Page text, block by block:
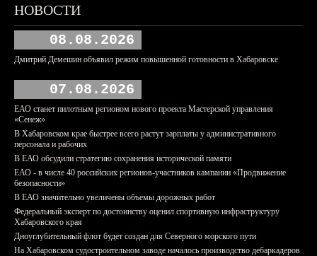
НОВОСТИ
08.08.2026
Дмитрий Демешин объявил режим повышенной готовности в Хабаровске
07.08.2026
ЕАО станет пилотным регионом нового проекта Мастерской управления
«Сенеж»
В Хабаровском крае быстрее всего растут зарплаты у административного
персонала и рабочих
В ЕАО обсудили стратегию сохранения исторической памяти
ЕАО - в числе 40 российских регионов-участников кампании «Продвижение
безопасности»
В ЕАО значительно увеличены объемы дорожных работ
Федеральный эксперт по достоинству оценил спортивную инфраструктуру
Хабаровского края
Дноуглубительный флот будет создан для Северного морского пути
На Хабаровском судостроительном заводе началось производство дебаркадеров